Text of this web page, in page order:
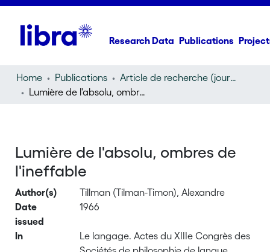
Research Data Publications
Home Publications
Article de recherche (journal article)
Lumière de l'absolu, ombres de l'ineffable
Lumière de l'absolu, ombres de
l'ineffable
Author(s)
Tillman (Tilman-Timon), Alexandre
Date
issued
1966
In
Le langage. Actes du XIIIe Congrès des